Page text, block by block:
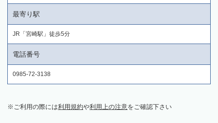
最寄り駅
JR「宮崎駅」徒歩5分
電話番号
0985-72-3138
ご利用の際には利用規約や利用上の注意をご確認下さい